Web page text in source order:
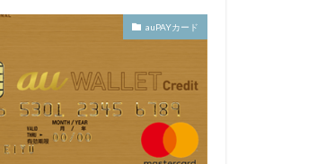
auPAYカード